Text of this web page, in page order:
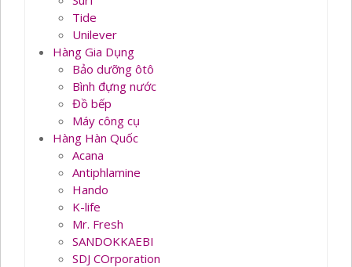
Tide
Unilever
Hàng Gia Dụng
Bảo dưỡng ôtô
Bình đựng nước
Đồ bếp
Máy công cụ
Hàng Hàn Quốc
Acana
Antiphlamine
Hando
K-life
Mr. Fresh
SANDOKKAEBI
SDJ COrporation